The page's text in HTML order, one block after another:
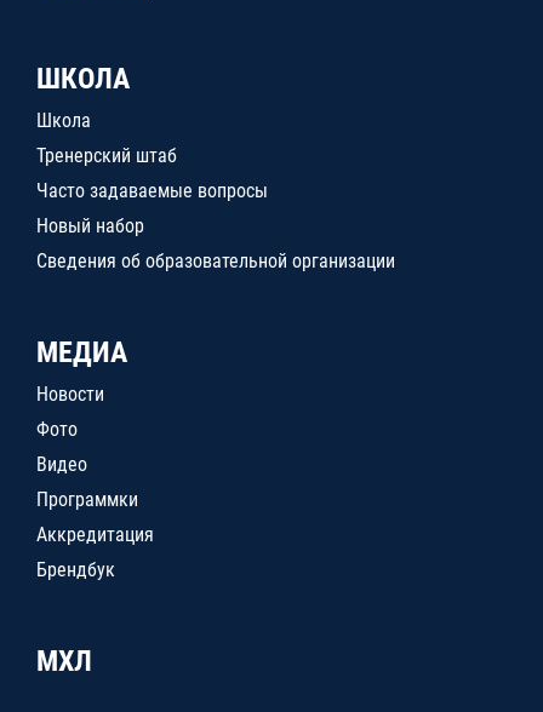
ШКОЛА
Школа
Тренерский штаб
Часто задаваемые вопросы
Новый набор
Сведения об образовательной организации
МЕДИА
Новости
Фото
Видео
Программки
Аккредитация
Брендбук
МХЛ